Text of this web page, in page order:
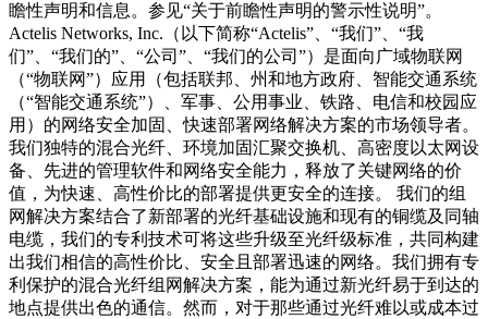
瞻性声明和信息。参见“关于前瞻性声明的警示性说明”。
Actelis Networks, Inc.（以下简称“Actelis”、“我们”、“我
们”、“我们的”、“公司”、“我们的公司”）是面向广域物联网
（“物联网”）应用（包括联邦、州和地方政府、智能交通系统
（“智能交通系统”）、军事、公用事业、铁路、电信和校园应
用）的网络安全加固、快速部署网络解决方案的市场领导者。
我们独特的混合光纤、环境加固汇聚交换机、高密度以太网设
备、先进的管理软件和网络安全能力，释放了关键网络的价
值，为快速、高性价比的部署提供更安全的连接。 我们的组
网解决方案结合了新部署的光纤基础设施和现有的铜缆及同轴
电缆，我们的专利技术可将这些升级至光纤级标准，共同构建
出我们相信的高性价比、安全且部署迅速的网络。我们拥有专
利保护的混合光纤组网解决方案，能为通过新光纤易于到达的
地点提供出色的通信。然而，对于那些通过光纤难以或成本过